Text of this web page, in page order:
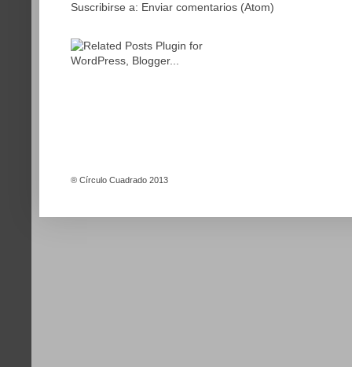
Suscribirse a: Enviar comentarios (Atom)
® Círculo Cuadrado 2013